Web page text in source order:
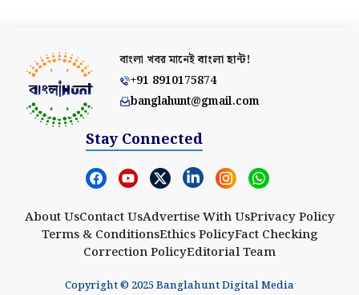
বাংলা খবর মানেইবাংলা হান্ট!
+91 8910175874
banglahunt@gmail.com
Stay Connected
About UsContact UsAdvertise With UsPrivacy Policy
Terms & ConditionsEthics PolicyFact Checking
Correction PolicyEditorial Team
Copyright © 2025 Banglahunt Digital Media